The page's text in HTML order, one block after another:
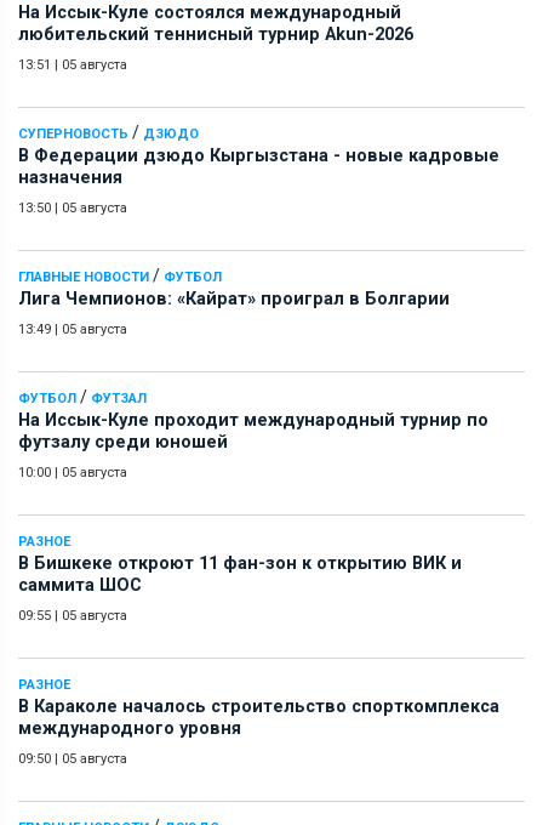
На Иссык-Куле состоялся международный
любительский теннисный турнир Akun-2026
13:51 | 05 августа
СУПЕРНОВОСТЬ / ДЗЮДО
В Федерации дзюдо Кыргызстана - новые кадровые
назначения
13:50 | 05 августа
ГЛАВНЫЕ НОВОСТИ / ФУТБОЛ
Лига Чемпионов: «Кайрат» проиграл в Болгарии
13:49 | 05 августа
ФУТБОЛ / ФУТЗАЛ
На Иссык-Куле проходит международный турнир по
футзалу среди юношей
10:00 | 05 августа
РАЗНОЕ
В Бишкеке откроют 11 фан-зон к открытию ВИК и
саммита ШОС
09:55 | 05 августа
РАЗНОЕ
В Караколе началось строительство спорткомплекса
международного уровня
09:50 | 05 августа